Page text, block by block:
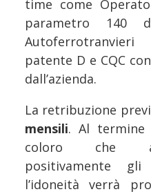
time come
parametro 140
patente D e CQC
dall’azienda.
La retribuzione
mensili. Al termine
coloro che
positivamente
l’idoneità verrà